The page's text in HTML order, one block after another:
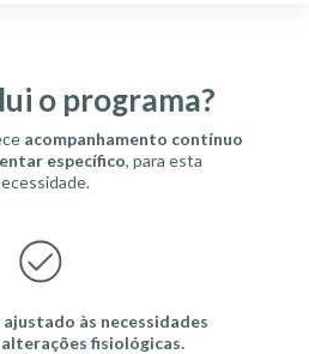
o programa?
acompanhamento contínuo
específico, para esta
às necessidades
alterações fisiológicas.